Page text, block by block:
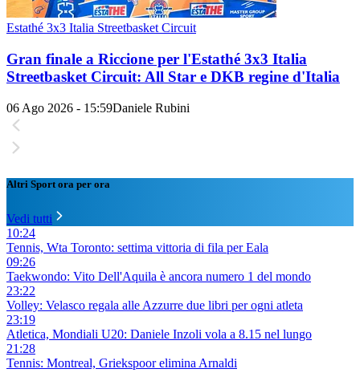
Estathé 3x3 Italia Streetbasket Circuit
Gran finale a Riccione per l'Estathé 3x3 Italia
Streetbasket Circuit: All Star e DKB regine d'Italia
06 Ago 2026 - 15:59Daniele Rubini
Altri Sport ora per ora
Vedi tutti
10:24
Tennis, Wta Toronto: settima vittoria di fila per Eala
09:26
Taekwondo: Vito Dell'Aquila è ancora numero 1 del mondo
23:22
Volley: Velasco regala alle Azzurre due libri per ogni atleta
23:19
Atletica, Mondiali U20: Daniele Inzoli vola a 8.15 nel lungo
21:28
Tennis: Montreal, Griekspoor elimina Arnaldi